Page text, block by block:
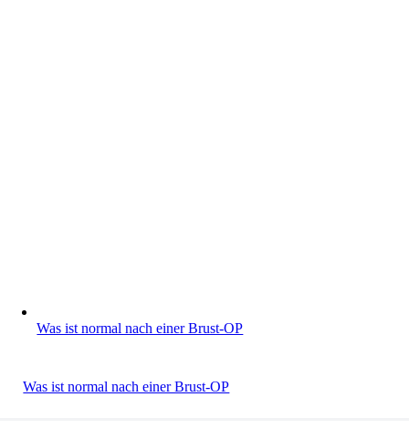
Was ist normal nach einer Brust-OP
Was ist normal nach einer Brust-OP